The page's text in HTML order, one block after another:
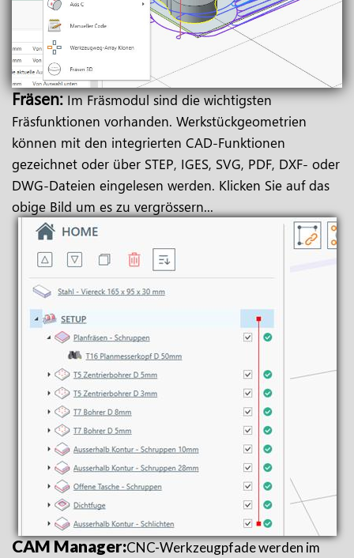
Fräsen:Im Fräsmodul sind die wichtigsten
Fräsfunktionen vorhanden. Werkstückgeometrien
können mit den integrierten CAD-Funktionen
gezeichnet oder über STEP, IGES, SVG, PDF, DXF- oder
DWG-Dateien eingelesen werden. Klicken Sie auf das
obige Bild um es zu vergrössern...
CAM Manager:CNC-Werkzeugpfade werden im